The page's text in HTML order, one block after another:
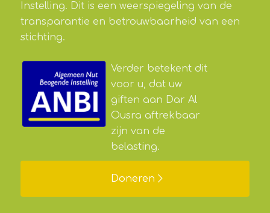
Instelling. Dit is een weerspiegeling van de
transparantie en betrouwbaarheid van een
stichting.
Verder betekent dit
voor u, dat uw
giften aan Dar Al
Ousra aftrekbaar
zijn van de
belasting.
Doneren